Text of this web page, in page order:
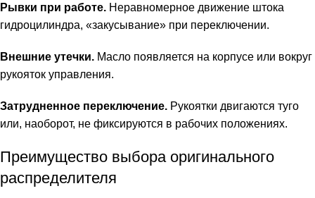
Рывки при работе. Неравномерное движение штока
гидроцилиндра, «закусывание» при переключении.
Внешние утечки. Масло появляется на корпусе или вокруг
рукояток управления.
Затрудненное переключение. Рукоятки двигаются туго
или, наоборот, не фиксируются в рабочих положениях.
Преимущество выбора оригинального
распределителя